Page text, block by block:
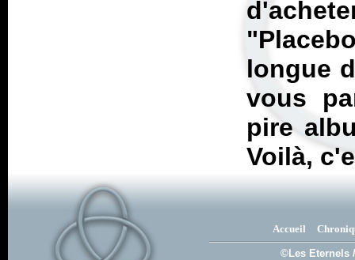
longue
vous
pire
Voilà,
Accueil
©Les Eternels